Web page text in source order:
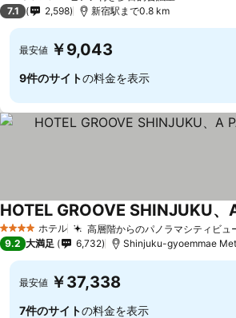
7.1 2,598 新宿駅まで0.8 km
最安値 ￥9,043
9件のサイトの料金を表示
4 ホテルのランク
ホテル 高層階からのパノラマシティビュ
9.2 大満足 6,732 Shinjuku-gyoemmae
最安値 ￥37,338
7件のサイトの料金を表示